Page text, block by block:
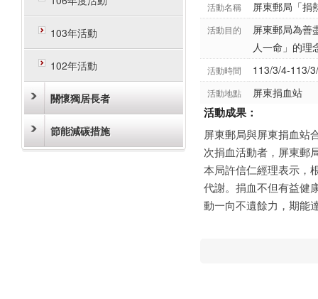
103年活動
102年活動
關懷獨居長者
節能減碳措施
活動名稱 屏東郵局「捐
活動目的
屏東郵局為善
人一命」的理
活動時間 113/3/4-113/
活動地點 屏東捐血站
活動成果：
屏東郵局與屏東捐血站
次捐血活動者，屏東郵
本局許信仁經理表示，
代謝。捐血不但有益健
動一向不遺餘力，期能